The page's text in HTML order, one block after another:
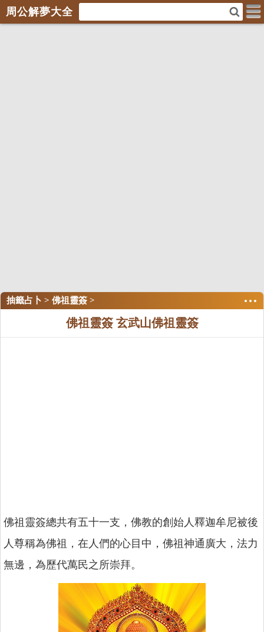
周公解夢大全
抽籤占卜 > 佛祖靈簽 >
佛祖靈簽 玄武山佛祖靈簽
佛祖靈簽總共有五十一支，佛教的創始人釋迦牟尼被後
人尊稱為佛祖，在人們的心目中，佛祖神通廣大，法力
無邊，為歷代萬民之所崇拜。